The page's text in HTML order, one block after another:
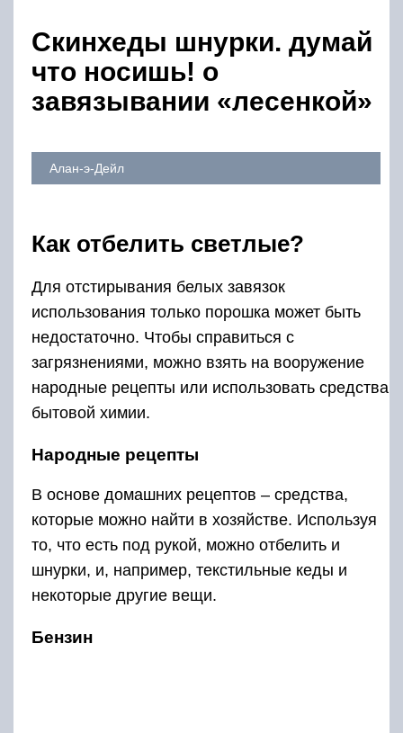
Скинхеды шнурки. думай
что носишь! о
завязывании «лесенкой»
Алан-э-Дейл
Как отбелить светлые?
Для отстирывания белых завязок
использования только порошка может быть
недостаточно. Чтобы справиться с
загрязнениями, можно взять на вооружение
народные рецепты или использовать средства
бытовой химии.
Народные рецепты
В основе домашних рецептов – средства,
которые можно найти в хозяйстве. Используя
то, что есть под рукой, можно отбелить и
шнурки, и, например, текстильные кеды и
некоторые другие вещи.
Бензин